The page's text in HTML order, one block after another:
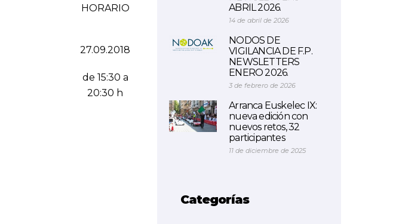
HORARIO
27.09.2018
de 15:30 a
20:30 h
ABRIL 2026.
14 de abril de 2026
NODOS DE
VIGILANCIA DE F.P.
NEWSLETTERS
ENERO 2026.
3 de febrero de 2026
Arranca Euskelec IX:
nueva edición con
nuevos retos, 32
participantes
11 de diciembre de 2025
Categorías